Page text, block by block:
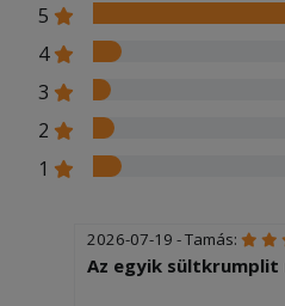
5
4
3
2
1
2026-07-19 - Tamás:
Az egyik sültkrumplit